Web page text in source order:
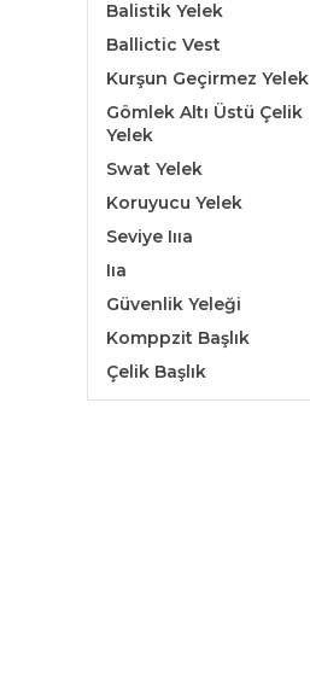
Balistik Yelek
Ballictic Vest
Kurşun Geçirmez Yelek
Gömlek Altı Üstü Çelik
Yelek
Swat Yelek
Koruyucu Yelek
Seviye Iııa
Iıa
Güvenlik Yeleği
Komppzit Başlık
Çelik Başlık